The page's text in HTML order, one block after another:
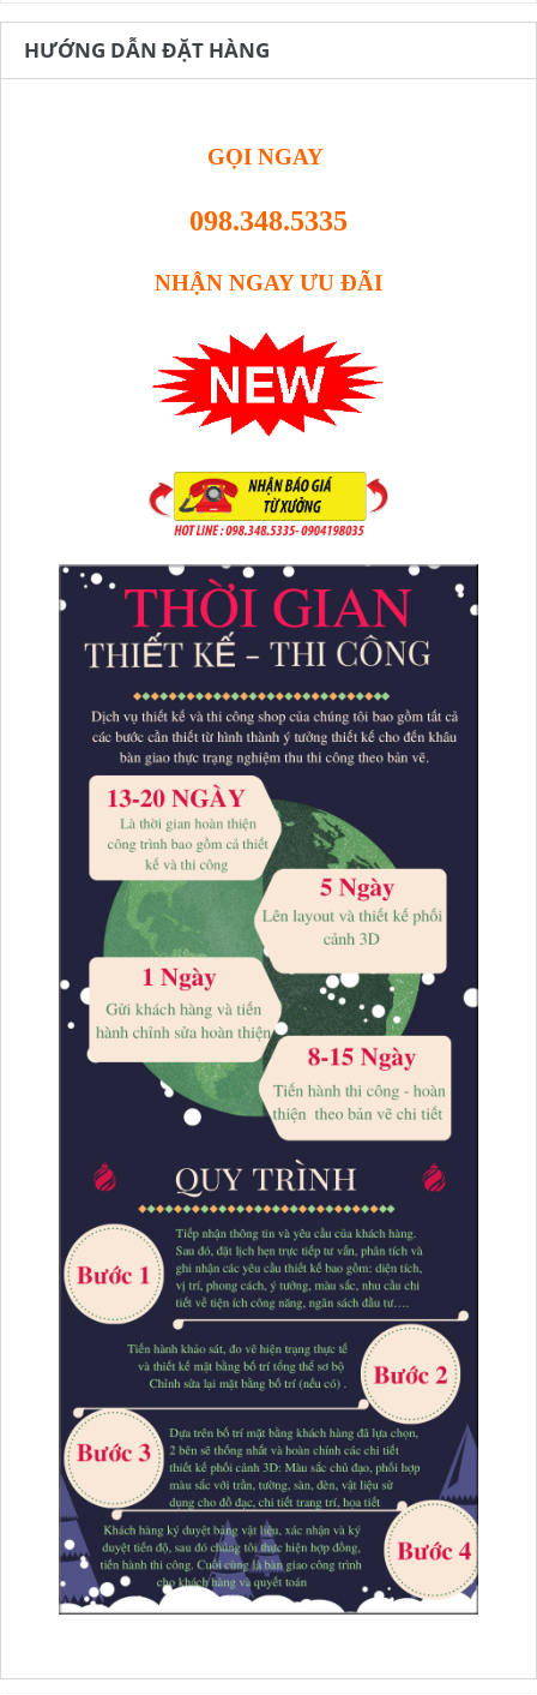
HƯỚNG DẪN ĐẶT HÀNG
GỌI NGAY
098.348.5335
NHẬN NGAY ƯU ĐÃI